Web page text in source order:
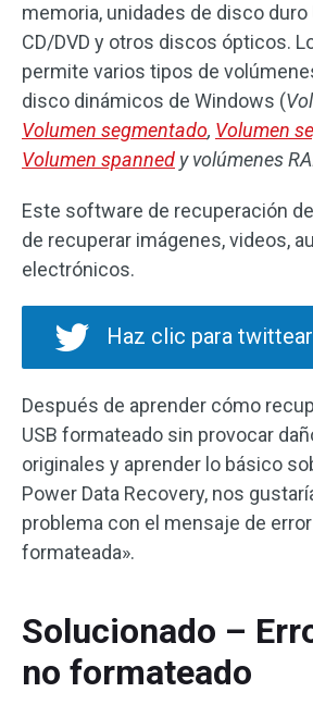
memoria, unidades de disco duro
CD/DVD y otros discos ópticos.
permite varios tipos de
disco dinámicos de Windows (
Volumen segmentado, Volumen
Volumen spanned y volúmenes
Este software de recuperación
de recuperar imágenes, videos,
electrónicos.
Haz clic para twittear
Después de aprender cómo
USB formateado sin provocar
originales y aprender lo básico
Power Data Recovery, nos
problema con el mensaje de error
formateada».
Solucionado –
no formateado